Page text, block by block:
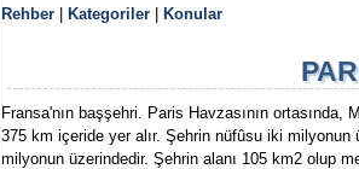
Rehber Kategoriler Konular
Fransa'nın başşehri. Paris Havzasının
375 km içeride yer alır. Şehrin nüfûsu iki
milyonun üzerindedir. Şehrin alanı 105 km2 olup